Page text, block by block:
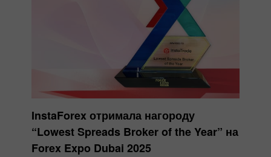
InstaForex отримала нагороду
“Lowest Spreads Broker of the Year” на
Forex Expo Dubai 2025